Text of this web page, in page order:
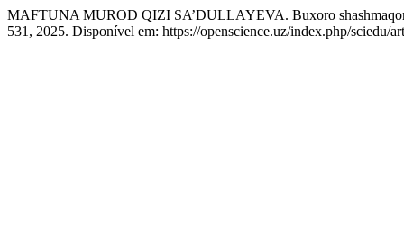
MAFTUNA MUROD QIZI SA’DULLAYEVA. Buxoro
531, 2025. Disponível em: https://openscience.uz/index.php/sciedu/